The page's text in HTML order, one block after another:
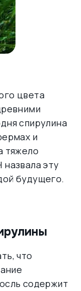
цвета
спирулина
и
тяжело
эту
будущего.
что
содержит